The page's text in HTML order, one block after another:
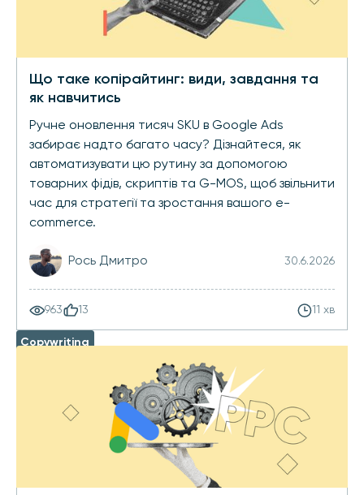
Що таке копірайтинг: види, завдання та
як навчитись
Ручне оновлення тисяч SKU в Google Ads
забирає надто багато часу? Дізнайтеся, як
автоматизувати цю рутину за допомогою
товарних фідів, скриптів та G-MOS, щоб звільнити
час для стратегії та зростання вашого e-
commerce.
Рось Дмитро 30.6.2026
963 13 11 хв
Copywriting